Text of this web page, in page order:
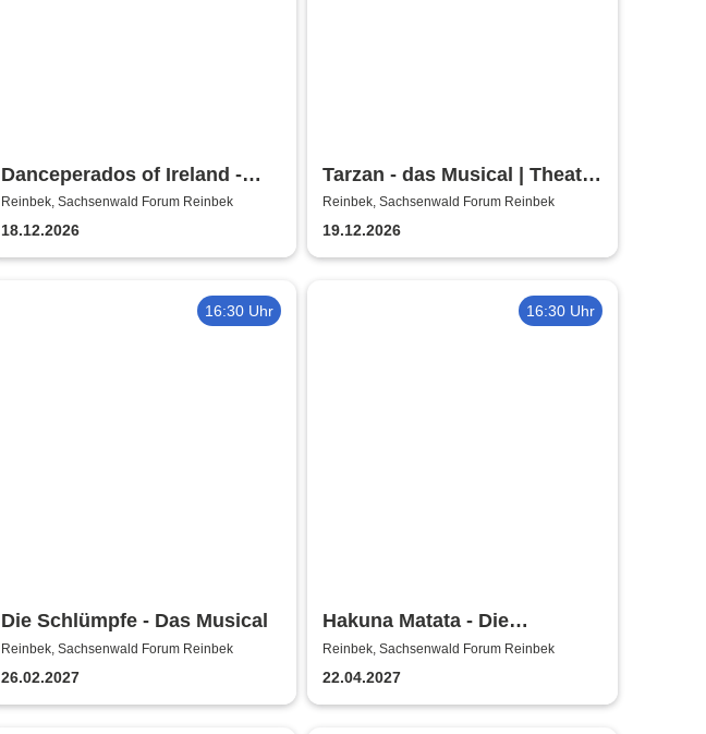
Danceperados of Ireland -
Spirit of Irish Christmas
Reinbek, Sachsenwald Forum Reinbek
18.12.2026
Tarzan - das Musical | Theater
Liberi
Reinbek, Sachsenwald Forum Reinbek
19.12.2026
16:30 Uhr
Die Schlümpfe - Das Musical
Reinbek, Sachsenwald Forum Reinbek
26.02.2027
16:30 Uhr
Hakuna Matata - Die
einzigartige große
Kindermusical-Gala
Reinbek, Sachsenwald Forum Reinbek
22.04.2027